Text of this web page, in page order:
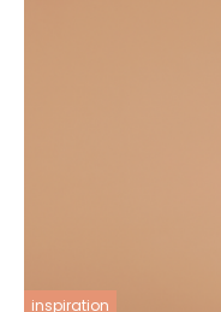
inspiration